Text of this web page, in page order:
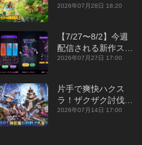
ジュアルMMORPG
P】
2026年07月28日 18:20
【7/27〜8/2】今週
配信される新作スマ
ホゲームをまとめて
2026年07月27日 17:00
片手で爽快ハクス
ラ！ザクザク討伐し
て神装備を集める放
2026年07月14日 17:00